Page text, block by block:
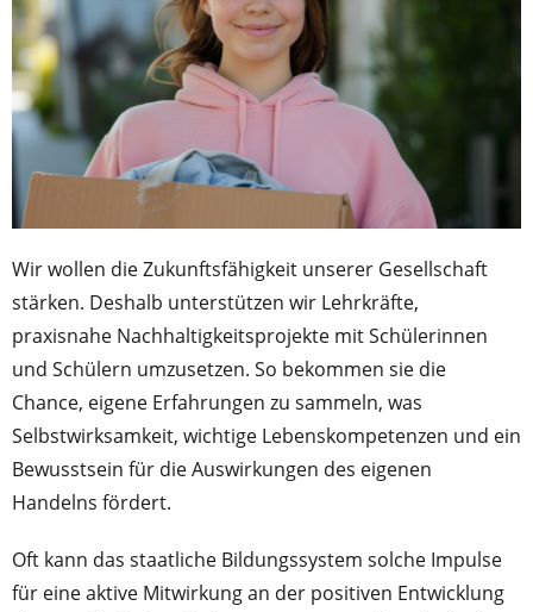
Wir wollen die Zukunftsfähigkeit unserer Gesellschaft
stärken. Deshalb unterstützen wir Lehrkräfte,
praxisnahe Nachhaltigkeitsprojekte mit Schülerinnen
und Schülern umzusetzen. So bekommen sie die
Chance, eigene Erfahrungen zu sammeln, was
Selbstwirksamkeit, wichtige Lebenskompetenzen und ein
Bewusstsein für die Auswirkungen des eigenen
Handelns fördert.
Oft kann das staatliche Bildungssystem solche Impulse
für eine aktive Mitwirkung an der positiven Entwicklung